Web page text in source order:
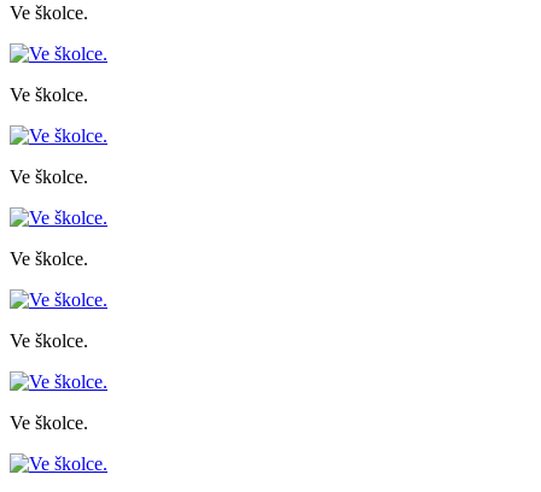
Ve školce.
Ve školce.
Ve školce.
Ve školce.
Ve školce.
Ve školce.